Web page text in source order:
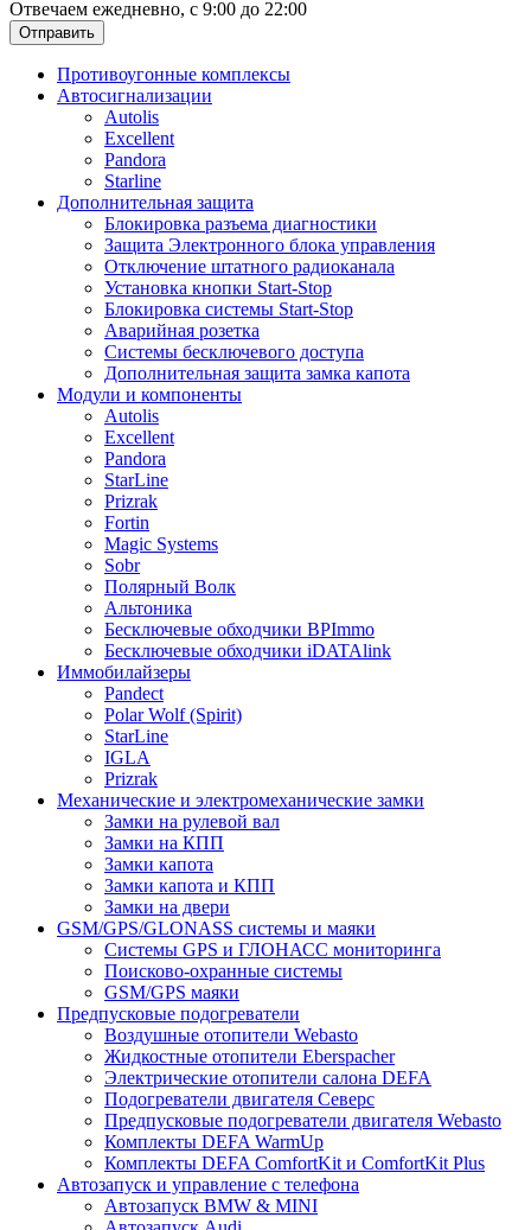
Отвечаем ежедневно, с 9:00 до 22:00
Отправить
Противоугонные комплексы
Автосигнализации
Autolis
Excellent
Pandora
Starline
Дополнительная защита
Блокировка разъема диагностики
Защита Электронного блока управления
Отключение штатного радиоканала
Установка кнопки Start-Stop
Блокировка системы Start-Stop
Аварийная розетка
Системы бесключевого доступа
Дополнительная защита замка капота
Модули и компоненты
Autolis
Excellent
Pandora
StarLine
Prizrak
Fortin
Magic Systems
Sobr
Полярный Волк
Альтоника
Бесключевые обходчики BPImmo
Бесключевые обходчики iDATAlink
Иммобилайзеры
Pandect
Polar Wolf (Spirit)
StarLine
IGLA
Prizrak
Механические и электромеханические замки
Замки на рулевой вал
Замки на КПП
Замки капота
Замки капота и КПП
Замки на двери
GSM/GPS/GLONASS системы и маяки
Системы GPS и ГЛОНАСС мониторинга
Поисково-охранные системы
GSM/GPS маяки
Предпусковые подогреватели
Воздушные отопители Webasto
Жидкостные отопители Eberspacher
Электрические отопители салона DEFA
Подогреватели двигателя Северс
Предпусковые подогреватели двигателя Webasto
Комплекты DEFA WarmUp
Комплекты DEFA ComfortKit и ComfortKit Plus
Автозапуск и управление с телефона
Автозапуск BMW & MINI